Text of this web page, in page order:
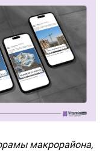
макрорайона,